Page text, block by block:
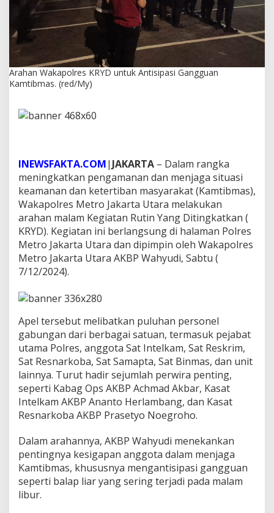
s
R
D
u
n
t
u
A
s
i
p
a
s
i
G
a
n
g
n
a
m
t
b
m
a
s
Arahan Wakapolres KRYD untuk Antisipasi Gangguan
Kamtibmas. (red/My)
INEWSFAKTA.COM| JAKARTA – Dalam rangka
meningkatkan pengamanan dan menjaga situasi
keamanan dan ketertiban masyarakat (Kamtibmas),
Wakapolres Metro Jakarta Utara melakukan
arahan malam Kegiatan Rutin Yang Ditingkatkan (
KRYD). Kegiatan ini berlangsung di halaman Polres
Metro Jakarta Utara dan dipimpin oleh Wakapolres
Metro Jakarta Utara AKBP Wahyudi, Sabtu (
7/12/2024).
Apel tersebut melibatkan puluhan personel
gabungan dari berbagai satuan, termasuk pejabat
utama Polres, anggota Sat Intelkam, Sat Reskrim,
Sat Resnarkoba, Sat Samapta, Sat Binmas, dan unit
lainnya. Turut hadir sejumlah perwira penting,
seperti Kabag Ops AKBP Achmad Akbar, Kasat
Intelkam AKBP Ananto Herlambang, dan Kasat
Resnarkoba AKBP Prasetyo Noegroho.
Dalam arahannya, AKBP Wahyudi menekankan
pentingnya kesigapan anggota dalam menjaga
Kamtibmas, khususnya mengantisipasi gangguan
seperti balap liar yang sering terjadi pada malam
libur.